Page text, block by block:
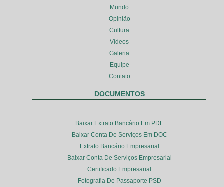
Mundo
Opinião
Cultura
Vídeos
Galeria
Equipe
Contato
DOCUMENTOS
Baixar Extrato Bancário Em PDF
Baixar Conta De Serviços Em DOC
Extrato Bancário Empresarial
Baixar Conta De Serviços Empresarial
Certificado Empresarial
Fotografia De Passaporte PSD